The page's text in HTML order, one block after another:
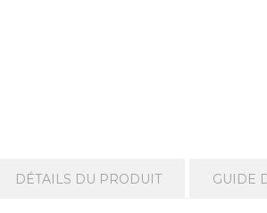
DÉTAILS DU PRODUIT GUIDE